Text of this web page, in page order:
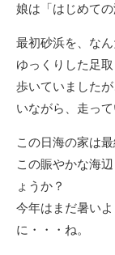
娘は「はじめての
最初砂浜を、な
ゆっくりした足
歩いていました
いながら、走って
この日海の家は最
この賑やかな海
ょうか？
今年はまだ暑い
に・・・ね。